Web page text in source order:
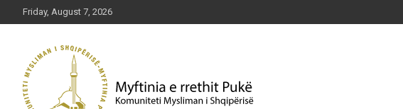
to
Friday, August 7, 2026